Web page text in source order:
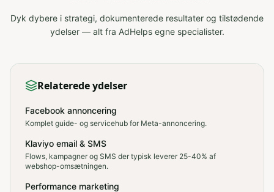
Dyk dybere i strategi, dokumenterede resultater og tilstødende
ydelser — alt fra AdHelps egne specialister.
Relaterede ydelser
Facebook annoncering
Komplet guide- og servicehub for Meta-annoncering.
Klaviyo email & SMS
Flows, kampagner og SMS der typisk leverer 25-40% af
webshop-omsætningen.
Performance marketing